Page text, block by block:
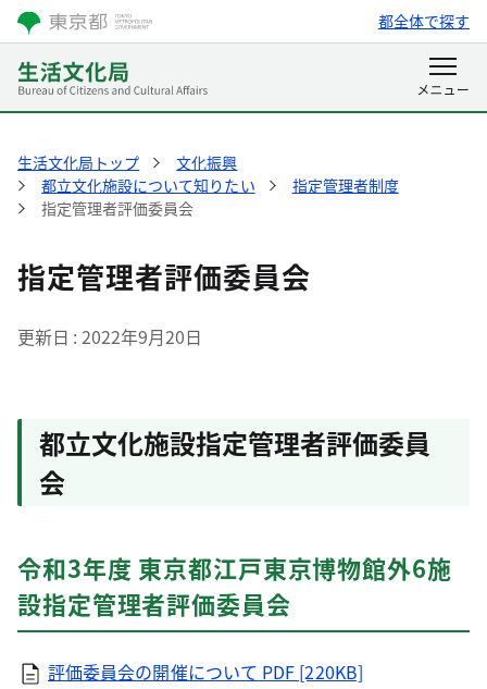
都全体で探す
生活文化局トップ
文化振興
都立文化施設について知りたい
指定管理者制度
指定管理者評価委員会
指定管理者評価委員会
更新日 2022年9月20日
都立文化施設指定管理者評価委員
会
令和3年度 東京都江戸東京博物館外6施
設指定管理者評価委員会
評価委員会の開催について PDF [220KB]